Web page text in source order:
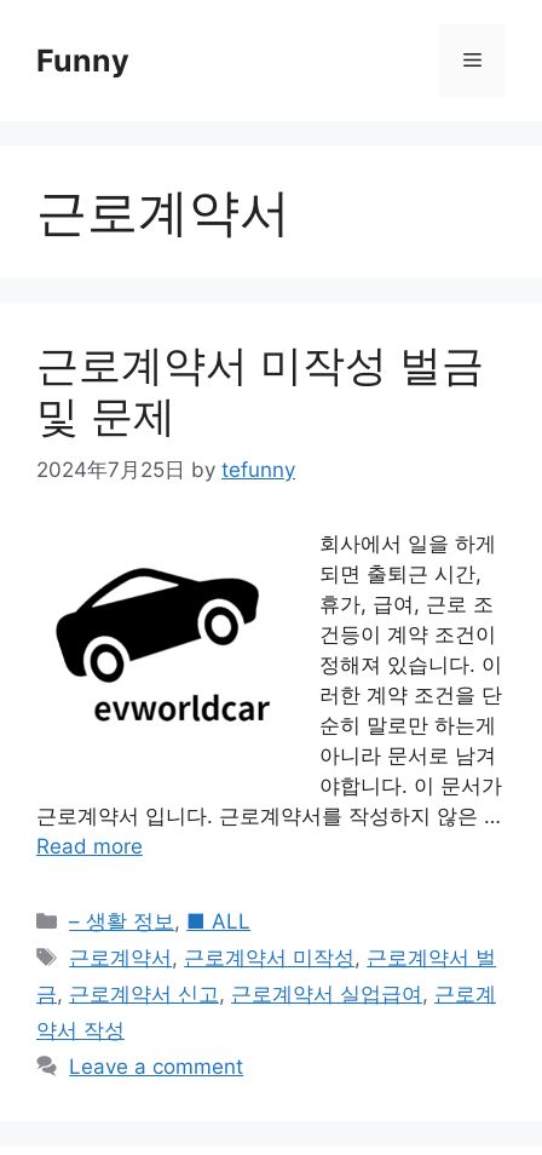
contentFunny Menu
근로계약서
근로계약서 미작성 벌금
및 문제
2024年7月25日 by tefunny
회사에서 일을 하게
되면 출퇴근 시간,
휴가, 급여, 근로 조
건등이 계약 조건이
정해져 있습니다. 이
러한 계약 조건을 단
순히 말로만 하는게
아니라 문서로 남겨
야합니다. 이 문서가
근로계약서 입니다. 근로계약서를 작성하지 않은 …
Read more
Categories
– 생활 정보 , ■ ALL
Tags
근로계약서 , 근로계약서 미작성 , 근로계약서 벌
금, 근로계약서 신고 , 근로계약서 실업급여 , 근로계
약서 작성
Leave a comment